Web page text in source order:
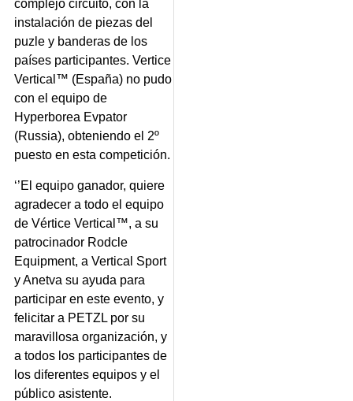
complejo circuito, con la
instalación de piezas del
puzle y banderas de los
países participantes. Vertice
Vertical™ (España) no pudo
con el equipo de
Hyperborea Evpator
(Russia), obteniendo el 2º
puesto en esta competición.
‘’El equipo ganador, quiere
agradecer a todo el equipo
de Vértice Vertical™, a su
patrocinador Rodcle
Equipment, a Vertical Sport
y Anetva su ayuda para
participar en este evento, y
felicitar a PETZL por su
maravillosa organización, y
a todos los participantes de
los diferentes equipos y el
público asistente.